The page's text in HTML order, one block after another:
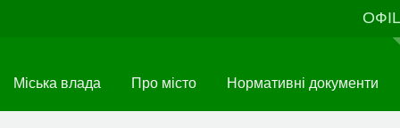
Міська влада Про місто Нормативні документи